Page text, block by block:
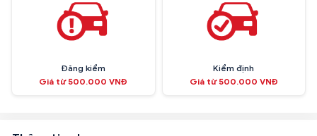
Đăng kiểm
Giá từ 500.000 VNĐ
Kiểm định
Giá từ 500.000 VNĐ